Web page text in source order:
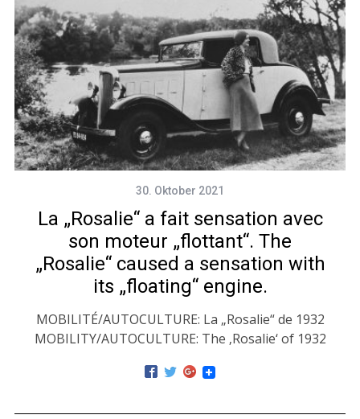
30. Oktober 2021
La „Rosalie“ a fait sensation avec
son moteur „flottant“. The
„Rosalie“ caused a sensation with
its „floating“ engine.
MOBILITÉ/AUTOCULTURE: La „Rosalie“ de 1932
MOBILITY/AUTOCULTURE: The ‚Rosalie‘ of 1932